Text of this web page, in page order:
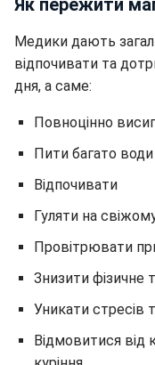
Як пережити
Медики дають
відпочивати та
дня, а саме:
Повноцінно
Пити багато води
Відпочивати
Гуляти на
Провітрювати
Знизити фізичне
Уникати стресів
Відмовитися від